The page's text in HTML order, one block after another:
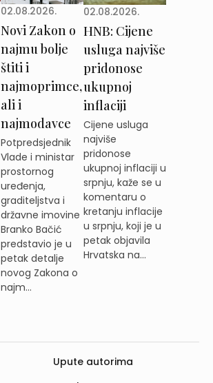
02.08.2026.
Novi Zakon o
najmu bolje
štiti i
najmoprimce,
ali i
najmodavce
Potpredsjednik
Vlade i ministar
prostornog
uređenja,
graditeljstva i
državne imovine
Branko Bačić
predstavio je u
petak detalje
novog Zakona o
najm...
02.08.2026.
HNB: Cijene
usluga najviše
pridonose
ukupnoj
inflaciji
Cijene usluga
najviše
pridonose
ukupnoj inflaciji u
srpnju, kaže se u
komentaru o
kretanju inflacije
u srpnju, koji je u
petak objavila
Hrvatska na...
Upute autorima